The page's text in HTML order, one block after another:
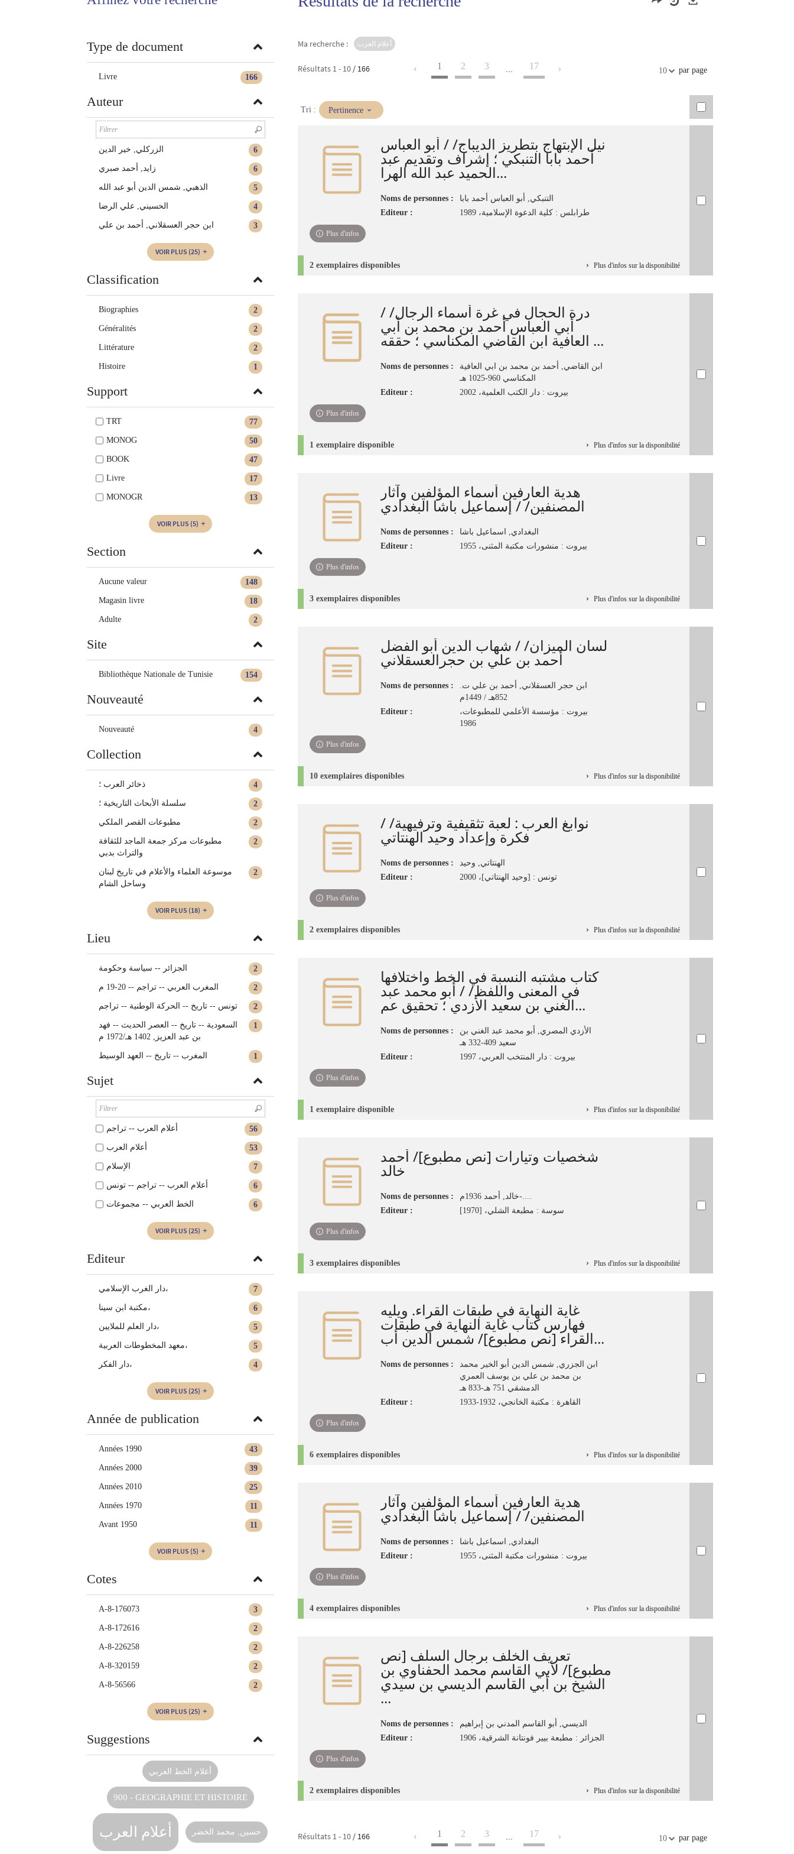
Ma recherche : أعلام العرب
Résultats 1 - 10 / 166 1 2 3 ... 17 10 par page
Tri :(Mise
immédiate)
Pertinence
نيل الإبتهاج بتطريز الديباج/ / أبو العباس
أحمد بابا التنبكي ؛ إشراف وتقديم عبد
الحميد عبد الله الهرا...
Noms de personnes :
التنبكي, أبو العباس أحمد بابا
Editeur :
طرابلس : كلية الدعوة الإسلامية، 1989
Plus d'infos
2 exemplaires disponibles Plus d'infos sur la disponibilité
درة الحجال في غرة أسماء الرجال/ /
أبي العباس أحمد بن محمد بن أبي
العافية ابن القاضي المكناسي ؛ حققه ...
Noms de personnes :
ابن القاضي, أحمد بن محمد بن ابي العافية
المكناسي 960-1025 هـ
Editeur :
بيروت : دار الكتب العلمية، 2002
Plus d'infos
1 exemplaire disponible Plus d'infos sur la disponibilité
هدية العارفين أسماء المؤلفين وآثار
المصنفين/ / إسماعيل باشا البغدادي
Noms de personnes :
البغدادي, اسماعيل باشا
Editeur :
بيروت : منشورات مكتبة المثنى، 1955
Plus d'infos
3 exemplaires disponibles Plus d'infos sur la disponibilité
لسان الميزان/ / شهاب الدين أبو الفضل
أحمد بن علي بن حجرالعسقلاني
Noms de personnes :
ابن حجر العسقلاني, أحمد بن علي ت.
852هـ / 1449م
Editeur :
بيروت : مؤسسة الأعلمي للمطبوعات،
1986
Plus d'infos
10 exemplaires disponibles Plus d'infos sur la disponibilité
نوابغ العرب : لعبة تثقيفية وترفيهية/ /
فكرة وإعداد وحيد الهنتاتي
Noms de personnes :
الهنتاتي, وحيد
Editeur :
تونس : [وحيد الهنتاتي]، 2000
Plus d'infos
2 exemplaires disponibles Plus d'infos sur la disponibilité
كتاب مشتبه النسبة في الخط واختلافها
في المعنى واللفظ/ / أبو محمد عبد
الغني بن سعيد الأزدي ؛ تحقيق عم...
Noms de personnes :
الأزدي المصري, أبو محمد عبد الغني بن
سعيد 409-332 هـ
Editeur :
بيروت : دار المنتخب العربي، 1997
Plus d'infos
1 exemplaire disponible Plus d'infos sur la disponibilité
شخصيات وتيارات [نص مطبوع]/ أحمد
خالد
Noms de personnes :
خالد, أحمد 1936م-....
Editeur :
سوسة : مطبعة الشلي، [1970]
Plus d'infos
3 exemplaires disponibles Plus d'infos sur la disponibilité
غاية النهاية في طبقات القراء. ويليه
فهارس كتاب غاية النهاية في طبقات
القراء [نص مطبوع]/ شمس الدين أب...
Noms de personnes :
ابن الجزري, شمس الدين أبو الخير محمد
بن محمد بن علي بن يوسف العمري
الدمشقي 751 هـ-833 هـ
Editeur :
القاهرة : مكتبة الخانجي، 1932-1933
Plus d'infos
6 exemplaires disponibles Plus d'infos sur la disponibilité
هدية العارفين أسماء المؤلفين وآثار
المصنفين/ / إسماعيل باشا البغدادي
Noms de personnes :
البغدادي, اسماعيل باشا
Editeur :
بيروت : منشورات مكتبة المثنى، 1955
Plus d'infos
4 exemplaires disponibles Plus d'infos sur la disponibilité
تعريف الخلف برجال السلف [نص
مطبوع]/ لأبي القاسم محمد الحفناوي بن
الشيخ بن أبي القاسم الديسي بن سيدي
...
Noms de personnes :
الديسي, أبو القاسم المدني بن إبراهيم
Editeur :
الجزائر : مطبعة بيير فونتانة الشرقية، 1906
Plus d'infos
2 exemplaires disponibles Plus d'infos sur la disponibilité
Résultats 1 - 10 / 166 1 2 3 ... 17 10 par page
Type de document
166
Livre
Auteur
6 الزركلي, خير الدين
6 زايد, أحمد صبري
5 الذهبي, شمس الدين أبو عبد الله
4 الحسيني, علي الرضا
3 ابن حجر العسقلاني, أحمد بن علي
VOIR PLUS (25)
Classification
2
Biographies
2
Généralités
2
Littérature
1
Histoire
Support
77
TRT
50
MONOG
47
BOOK
17
Livre
13
MONOGR
VOIR PLUS (5)
Section
148
Aucune valeur
18
Magasin livre
2
Adulte
Site
154
Bibliothèque Nationale de Tunisie
Nouveauté
4
Nouveauté
Collection
4 ذخائر العرب ؛
2 سلسلة الأبحاث التاريخية ؛
2 مطبوعات القصر الملكي
2
مطبوعات مركز جمعة الماجد للثقافة
والتراث بدبي
2
موسوعة العلماء والأعلام في تاريخ لبنان
وساحل الشام
VOIR PLUS (18)
Lieu
2 الجزائر -- سياسة وحكومة
2 المغرب العربي -- تراجم -- 20-19 م
2 تونس -- تاريخ -- الحركة الوطنية -- تراجم
1
السعودية -- تاريخ -- العصر الحديث -- فهد
بن عبد العزيز, 1402 هـ/1972 م
1 المغرب‏ -- ‏تاريخ‏‏ -- ‏العهد الوسيط
Sujet
56 أعلام العرب -- تراجم
53 أعلام العرب
7 الإسلام
6 أعلام العرب -- تراجم -- تونس
6 الخط العربي -- مجموعات
VOIR PLUS (25)
Editeur
7 دار الغرب الإسلامي،
6 مكتبة ابن سينا،
5 دار العلم للملايين،
5 معهد المخطوطات العربية،
4 دار الفكر،
VOIR PLUS (25)
Année de publication
43
Années 1990
39
Années 2000
25
Années 2010
11
Années 1970
11
Avant 1950
VOIR PLUS (5)
Cotes
3
A-8-176073
2
A-8-172616
2
A-8-226258
2
A-8-320159
2
A-8-56566
VOIR PLUS (25)
Suggestions
أعلام الخط العربي
900 - GEOGRAPHIE ET HISTOIRE
أعلام العرب حسين, ‏محمد الخضر‏